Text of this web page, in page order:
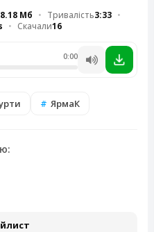
8.18 Мб Тривалість3:33
Скачали16
0:00
ЯрмаК